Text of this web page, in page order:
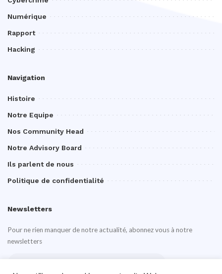
Numérique
Rapport
Hacking
Navigation
Histoire
Notre Equipe
Nos Community Head
Notre Advisory Board
Ils parlent de nous
Politique de confidentialité
Newsletters
Pour ne rien manquer de notre actualité, abonnez vous à notre
newsletters